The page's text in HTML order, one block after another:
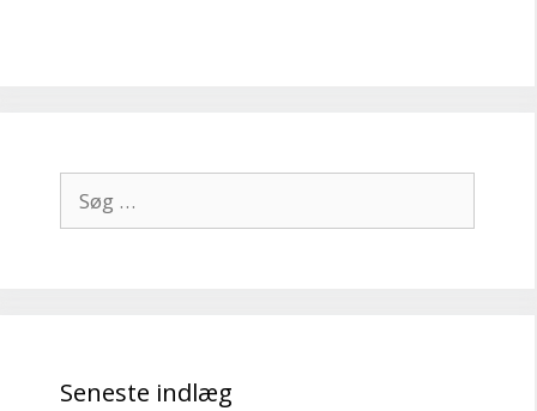
efter:
Seneste indlæg